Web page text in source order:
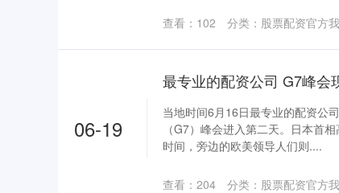
查看： 102 分类： 股票配资官方我
06-19
当地时间6月16日最专业的配资公
（G7）峰会进入第二天。日本首
时间，旁边的欧美领导人们则....
查看： 204 分类： 股票配资官方我